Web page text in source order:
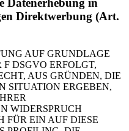
Datenerhebung in
Direktwerbung (Art.
AUF GRUNDLAGE
F DSGVO ERFOLGT,
AUS GRÜNDEN, DIE
SITUATION ERGEBEN,
WIDERSPRUCH
FÜR EIN AUF DIESE